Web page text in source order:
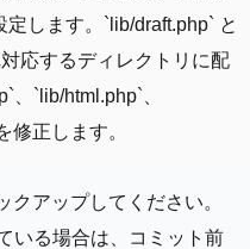
します。`lib/draft.php` と
応するディレクトリに配
、`lib/html.php`、
修正します。
アップしてください。
いる場合は、コミット前